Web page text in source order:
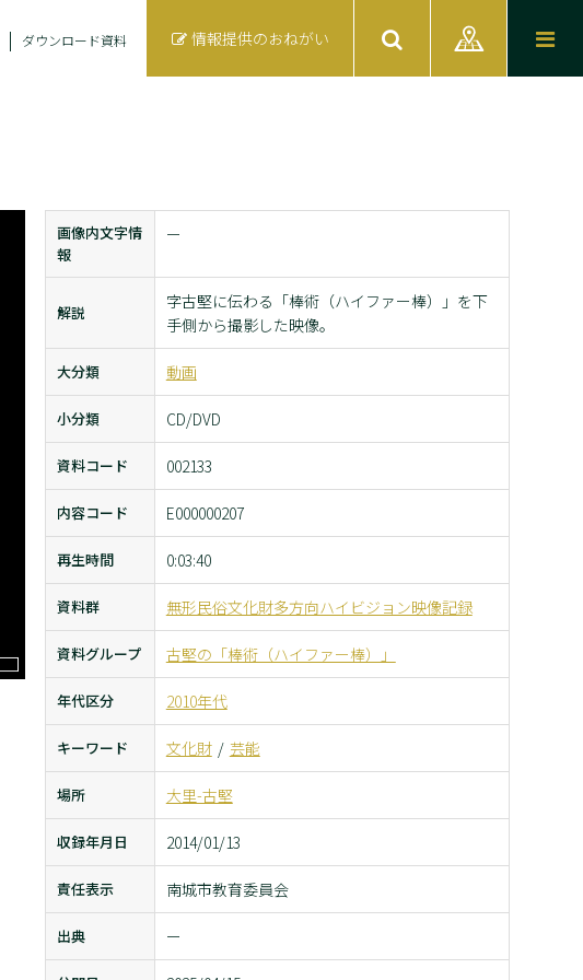
ダウンロード資料 情報提供のおねがい
画像内文字情
報
ー
解説
字古堅に伝わる「棒術（ハイファー棒）」を下
手側から撮影した映像。
大分類 動画
小分類 CD/DVD
資料コード 002133
内容コード E000000207
再生時間 0:03:40
資料群 無形民俗文化財多方向ハイビジョン映像記録
資料グループ 古堅の「棒術（ハイファー棒）」
年代区分 2010年代
キーワード 文化財 芸能
場所 大里-古堅
収録年月日 2014/01/13
責任表示 南城市教育委員会
出典 ー